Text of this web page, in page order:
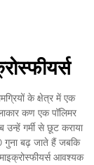
के क्षेत्र में एक
कण एक पॉलिमर
गर्मी से छूट कराया
गुना बढ़ जाते हैं जबकि
आवश्यक